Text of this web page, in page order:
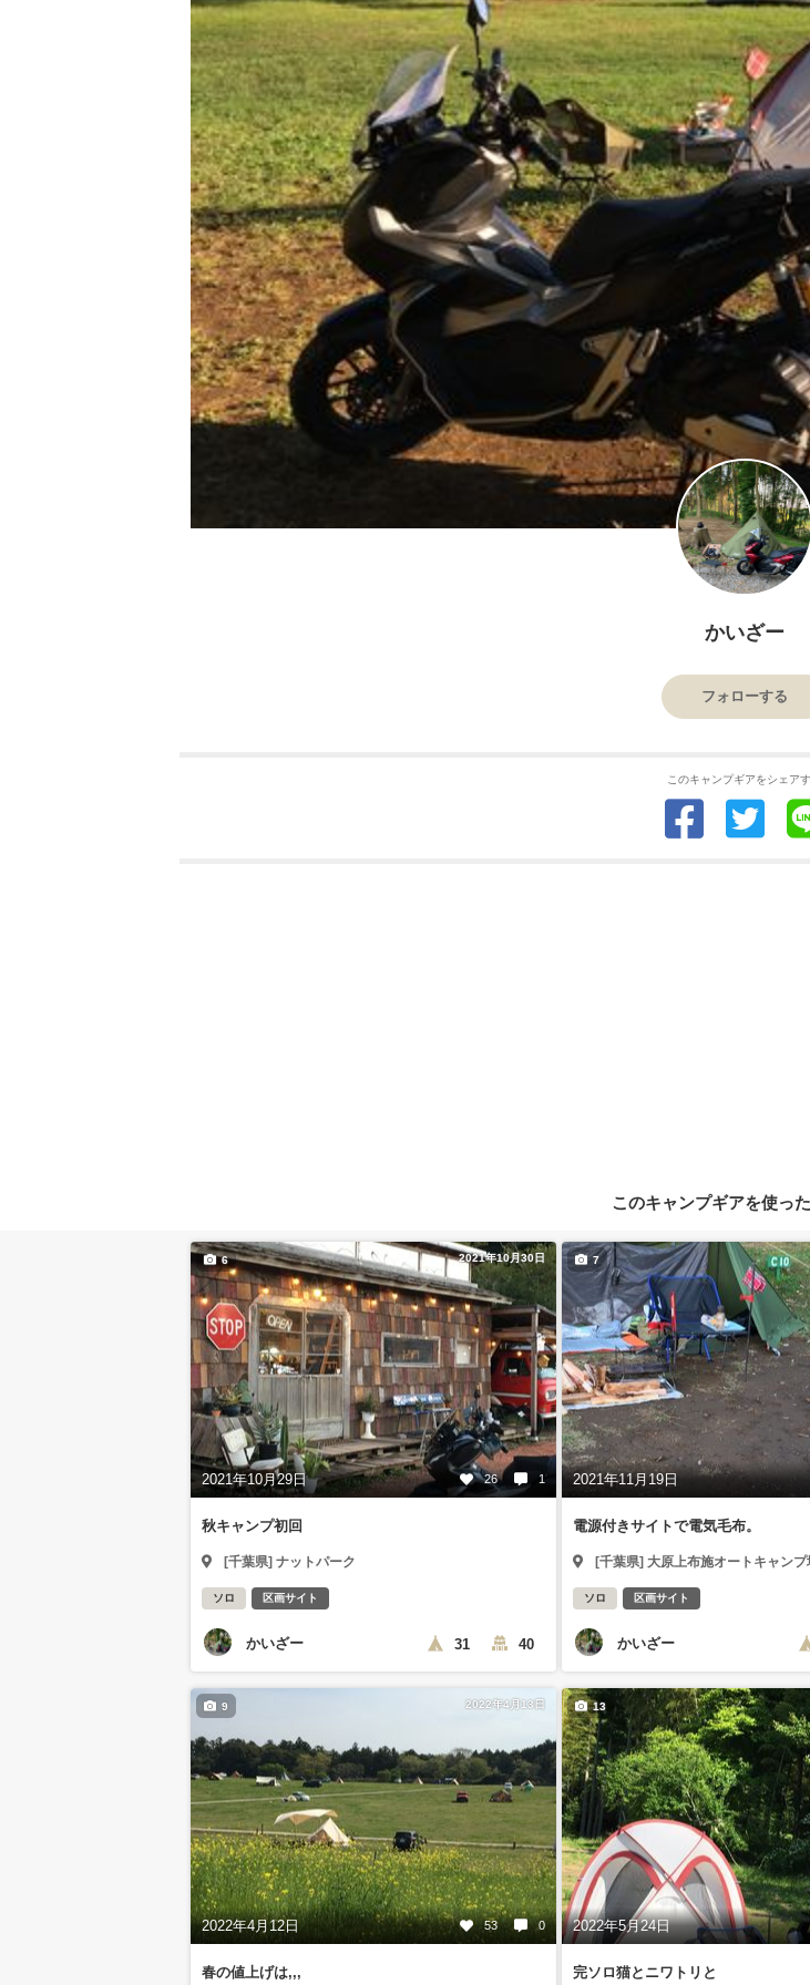
かいざー
フォローする
このキャンプギアをシェア
このキャンプギアを使っ
2021年10月30日
2021年10月29日 26 1
6
秋キャンプ初回
[千葉県] ナットパーク
ソロ 区画サイト
かいざー 31 40
2021年11月19日
7
電源付きサイトで電気毛布。
[千葉県] 大原上布施オートキャンプ
ソロ 区画サイト
かいざー
2022年4月13日
2022年4月12日 53 0
9
春の値上げは,,,
2022年5月24日
13
完ソロ猫とニワトリと